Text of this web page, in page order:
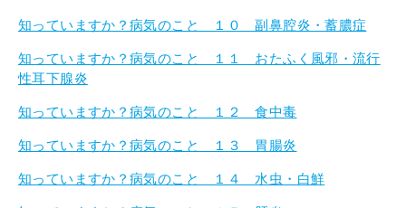
知っていますか？病気のこと １０ 副鼻腔炎・蓄膿症
知っていますか？病気のこと １１ おたふく風邪・流行
性耳下腺炎
知っていますか？病気のこと １２ 食中毒
知っていますか？病気のこと １３ 胃腸炎
知っていますか？病気のこと １４ 水虫・白鮮